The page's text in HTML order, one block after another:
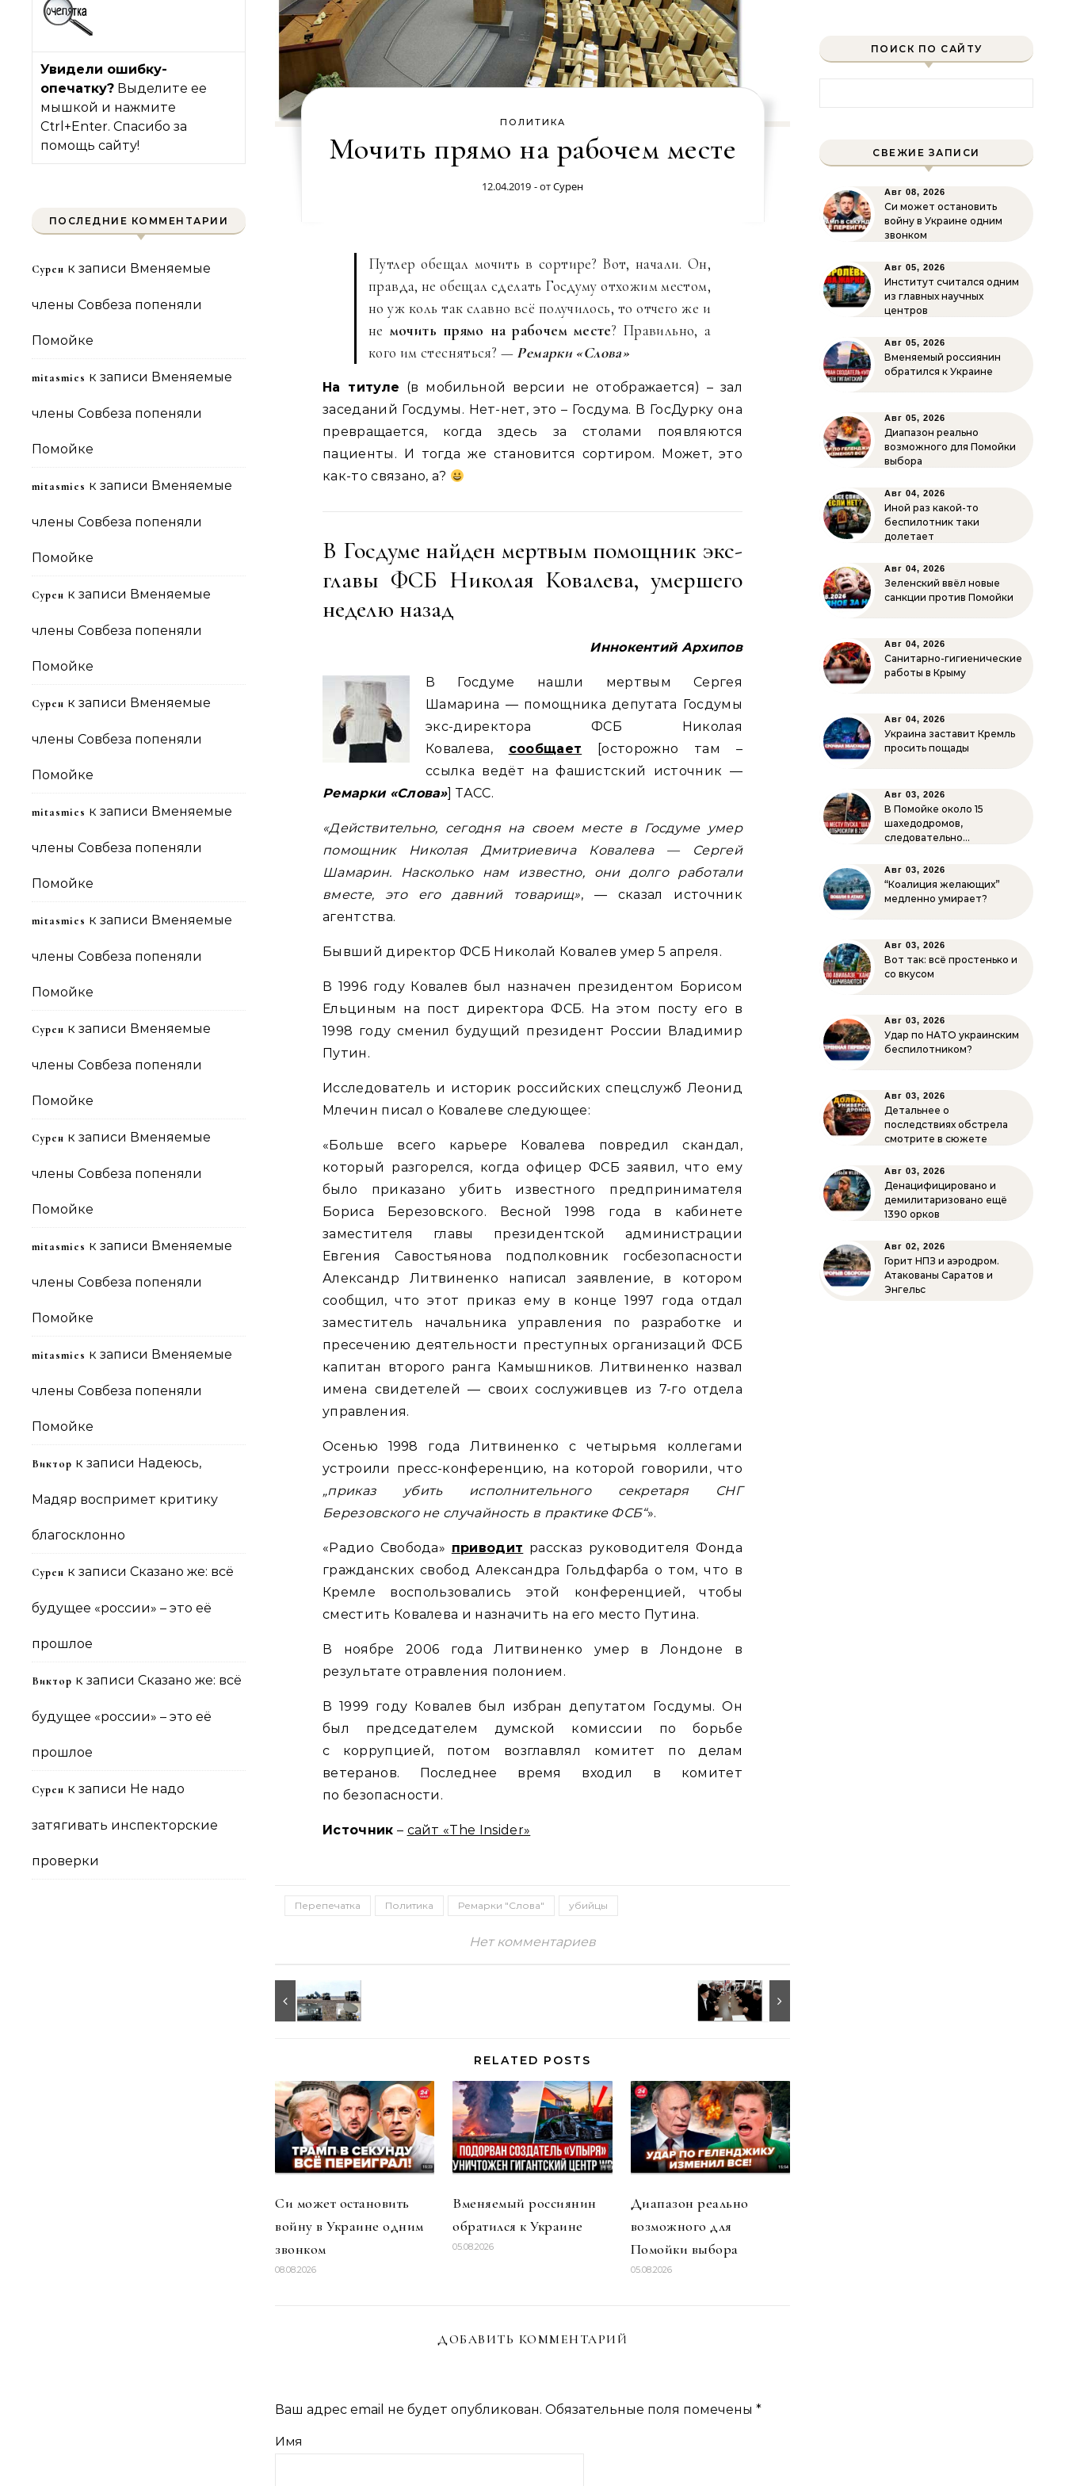
Увидели ошибку-
опечатку? Выделите ее
мышкой и нажмите
Ctrl+Enter. Спасибо за
помощь сайту!
ПОСЛЕДНИЕ КОММЕНТАРИИ
Сурен к записи Вменяемые
члены Совбеза попеняли
Помойке
mitasmies к записи Вменяемые
члены Совбеза попеняли
Помойке
mitasmies к записи Вменяемые
члены Совбеза попеняли
Помойке
Сурен к записи Вменяемые
члены Совбеза попеняли
Помойке
Сурен к записи Вменяемые
члены Совбеза попеняли
Помойке
mitasmies к записи Вменяемые
члены Совбеза попеняли
Помойке
mitasmies к записи Вменяемые
члены Совбеза попеняли
Помойке
Сурен к записи Вменяемые
члены Совбеза попеняли
Помойке
Сурен к записи Вменяемые
члены Совбеза попеняли
Помойке
mitasmies к записи Вменяемые
члены Совбеза попеняли
Помойке
mitasmies к записи Вменяемые
члены Совбеза попеняли
Помойке
Виктор к записи Надеюсь,
Мадяр воспримет критику
благосклонно
Сурен к записи Сказано же: всё
будущее «россии» – это её
прошлое
Виктор к записи Сказано же: всё
будущее «россии» – это её
прошлое
Сурен к записи Не надо
затягивать инспекторские
проверки
ПОЛИТИКА
Мочить прямо на рабочем месте
12.04.2019 - отСурен
Путлер обещал мочить в сортире? Вот, начали. Он,
правда, не обещал сделать Госдуму отхожим местом,
но уж коль так славно всё получилось, то отчего же и
не мочить прямо на рабочем месте? Правильно, а
кого им стесняться? — Ремарки «Слова»
На титуле (в мобильной версии не отображается) – зал
заседаний Госдумы. Нет-нет, это – Госдума. В ГосДурку она
превращается, когда здесь за столами появляются
пациенты. И тогда же становится сортиром. Может, это
как-то связано, а?
В Госдуме найден мертвым помощник экс-
главы ФСБ Николая Ковалева, умершего
неделю назад
Иннокентий Архипов
В Госдуме нашли мертвым Сергея
Шамарина — помощника депутата Госдумы
экс-директора ФСБ Николая
Ковалева, сообщает [осторожно там –
ссылка ведёт на фашистский источник —
Ремарки «Слова»] ТАСС.
«Действительно, сегодня на своем месте в Госдуме умер
помощник Николая Дмитриевича Ковалева — Сергей
Шамарин. Насколько нам известно, они долго работали
вместе, это его давний товарищ», — сказал источник
агентства.
Бывший директор ФСБ Николай Ковалев умер 5 апреля.
В 1996 году Ковалев был назначен президентом Борисом
Ельциным на пост директора ФСБ. На этом посту его в
1998 году сменил будущий президент России Владимир
Путин.
Исследователь и историк российских спецслужб Леонид
Млечин писал о Ковалеве следующее:
«Больше всего карьере Ковалева повредил скандал,
который разгорелся, когда офицер ФСБ заявил, что ему
было приказано убить известного предпринимателя
Бориса Березовского. Весной 1998 года в кабинете
заместителя главы президентской администрации
Евгения Савостьянова подполковник госбезопасности
Александр Литвиненко написал заявление, в котором
сообщил, что этот приказ ему в конце 1997 года отдал
заместитель начальника управления по разработке и
пресечению деятельности преступных организаций ФСБ
капитан второго ранга Камышников. Литвиненко назвал
имена свидетелей — своих сослуживцев из 7-го отдела
управления.
Осенью 1998 года Литвиненко с четырьмя коллегами
устроили пресс-конференцию, на которой говорили, что
„приказ убить исполнительного секретаря СНГ
Березовского не случайность в практике ФСБ“».
«Радио Свобода» приводит рассказ руководителя Фонда
гражданских свобод Александра Гольдфарба о том, что в
Кремле воспользовались этой конференцией, чтобы
сместить Ковалева и назначить на его место Путина.
В ноябре 2006 года Литвиненко умер в Лондоне в
результате отравления полонием.
В 1999 году Ковалев был избран депутатом Госдумы. Он
был председателем думской комиссии по борьбе
с коррупцией, потом возглавлял комитет по делам
ветеранов. Последнее время входил в комитет
по безопасности.
Источник – сайт «The Insider»
Перепечатка Политика Ремарки "Слова" убийцы
Нет комментариев
RELATED POSTS
Си может остановить
войну в Украине одним
звонком
08.08.2026
Вменяемый россиянин
обратился к Украине
05.08.2026
Диапазон реально
возможного для
Помойки выбора
05.08.2026
ДОБАВИТЬ КОММЕНТАРИЙ
Ваш адрес email не будет опубликован. Обязательные поля помечены *
Имя
ПОИСК ПО САЙТУ
СВЕЖИЕ ЗАПИСИ
Авг 08, 2026
Си может остановить
войну в Украине одним
звонком
Авг 05, 2026
Институт считался одним
из главных научных
центров
Авг 05, 2026
Вменяемый россиянин
обратился к Украине
Авг 05, 2026
Диапазон реально
возможного для Помойки
выбора
Авг 04, 2026
Иной раз какой-то
беспилотник таки
долетает
Авг 04, 2026
Зеленский ввёл новые
санкции против Помойки
Авг 04, 2026
Санитарно-гигиенические
работы в Крыму
Авг 04, 2026
Украина заставит Кремль
просить пощады
Авг 03, 2026
В Помойке около 15
шахедодромов,
следовательно…
Авг 03, 2026
“Коалиция желающих”
медленно умирает?
Авг 03, 2026
Вот так: всё простенько и
со вкусом
Авг 03, 2026
Удар по НАТО украинским
беспилотником?
Авг 03, 2026
Детальнее о
последствиях обстрела
смотрите в сюжете
Авг 03, 2026
Денацифицировано и
демилитаризовано ещё
1390 орков
Авг 02, 2026
Горит НПЗ и аэродром.
Атакованы Саратов и
Энгельс